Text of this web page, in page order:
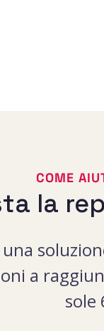
COME
la
una
a
sole